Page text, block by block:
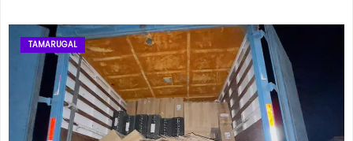
TAMARUGAL